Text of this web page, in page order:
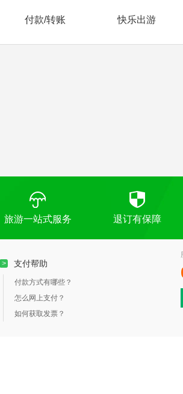
下午送团，16：46乘T49次空调火车硬
付款/转账 快乐出游
旅游一站式服务 退订有保障
> 支付帮助
付款方式有哪些？
怎么网上支付？
如何获取发票？